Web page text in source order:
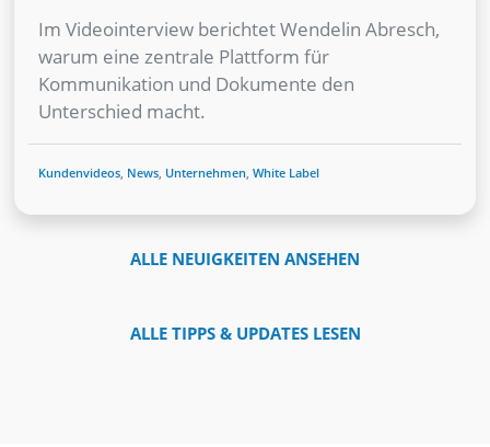
Im Videointerview berichtet Wendelin Abresch,
warum eine zentrale Plattform für
Kommunikation und Dokumente den
Unterschied macht.
Kundenvideos, News, Unternehmen, White Label
ALLE NEUIGKEITEN ANSEHEN
ALLE TIPPS & UPDATES LESEN